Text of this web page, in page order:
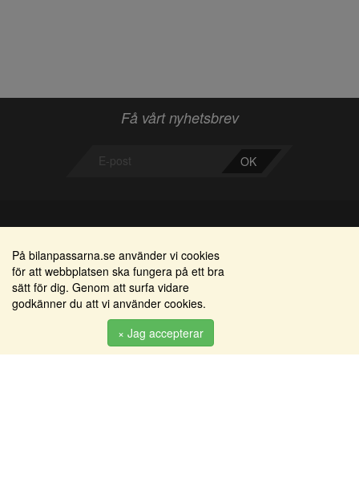
Få vårt nyhetsbrev
OK
Bilanpassarna
Smedjegatan 22
352 46 Växjö
info@bilanpassarna.se
Områden
Alkomätare / alkolås
Elprodukter
Serviceinredningar
Tillbehörs artiklar
På bilanpassarna.se använder vi cookies
för att webbplatsen ska fungera på ett bra
sätt för dig. Genom att surfa vidare
godkänner du att vi använder cookies.
× Jag accepterar